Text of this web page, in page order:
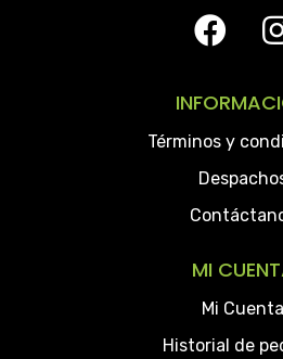
Términos y
MI
Mi Cuenta
Historial de